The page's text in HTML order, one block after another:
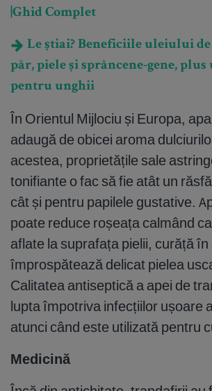
|Ghid Complet
Le știai? Beneficiile uleiului
păr, piele și sprâncene-gene,
pentru unghii
În Orientul Mijlociu și Europa,
adaugă de obicei aroma
acestea, proprietățile sale
tonifiante o fac să fie atât un
cât și pentru papilele gustative.
poate reduce roșeața calmând
aflate la suprafața pielii, curăță
împrospătează delicat pielea
Calitatea antiseptică a apei de
lupta împotriva infecțiilor ușoare
atunci când este utilizată pentru
Medicină